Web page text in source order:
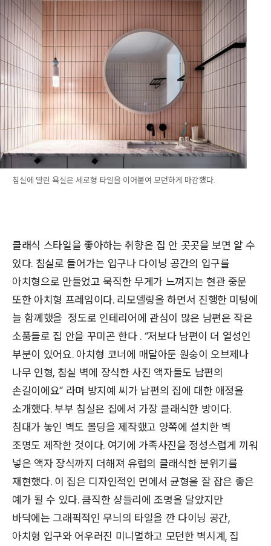
침실에 딸린 욕실은 세로형 타일을 이어붙여 모던하게 마감했다.
클래식 스타일을 좋아하는 취향은 집 안 곳곳을 보면 알 수
있다. 침실로 들어가는 입구나 다이닝 공간의 입구를
아치형으로 만들었고 묵직한 무게가 느껴지는 현관 중문
또한 아치형 프레임이다. 리모델링을 하면서 진행한 미팅에
늘 함께했을 정도로 인테리어에 관심이 많은 남편은 작은
소품들로 집 안을 꾸미곤 한다 . “저보다 남편이 더 열성인
부분이 있어요. 아치형 코너에 매달아둔 원숭이 오브제나
나무 인형, 침실 벽에 장식한 사진 액자들도 남편의
손길이에요” 라며 방지예 씨가 남편의 집에 대한 애정을
소개했다. 부부 침실은 집에서 가장 클래식한 방이다.
침대가 놓인 벽도 몰딩을 제작했고 양쪽에 설치한 벽
조명도 제작한 것이다. 여기에 가족사진을 정성스럽게 끼워
넣은 액자 장식까지 더해져 유럽의 클래식한 분위기를
재현했다. 이 집은 디자인적인 면에서 균형을 잘 잡은 좋은
예가 될 수 있다. 큼직한 샹들리에 조명을 달았지만
바닥에는 그래픽적인 무늬의 타일을 깐 다이닝 공간,
아치형 입구와 어우러진 미니멀하고 모던한 벽시계, 집